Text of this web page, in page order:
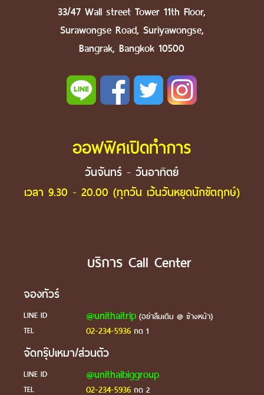
33/47 Wall street Tower 11th Floor,
Surawongse Road, Suriyawongse,
Bangrak, Bangkok 10500
ออฟฟิศเปิดทำการ
วันจันทร์ - วันอาทิตย์
เวลา 9.30 - 20.00 (ทุกวัน เว้นวันหยุดนักขัตฤกษ์)
บริการ Call Center
จองทัวร์
LINE ID @unithaitrip(อย่าลืมเติม @ ข้างหน้า)
TEL
02-234-5936กด 1
จัดกรุ๊ปเหมา/ส่วนตัว
LINE ID @unithaibiggroup
TEL 02-234-5936กด 2